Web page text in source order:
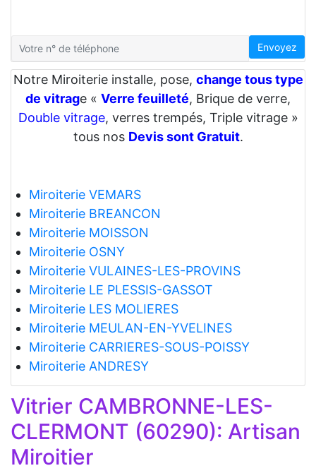
Envoyez
Notre Miroiterie installe, pose, change tous type
de vitrage « Verre feuilleté, Brique de verre,
Double vitrage, verres trempés, Triple vitrage »
tous nos Devis sont Gratuit.
Miroiterie VEMARS
Miroiterie BREANCON
Miroiterie MOISSON
Miroiterie OSNY
Miroiterie VULAINES-LES-PROVINS
Miroiterie LE PLESSIS-GASSOT
Miroiterie LES MOLIERES
Miroiterie MEULAN-EN-YVELINES
Miroiterie CARRIERES-SOUS-POISSY
Miroiterie ANDRESY
Vitrier CAMBRONNE-LES-
CLERMONT (60290): Artisan
Miroitier